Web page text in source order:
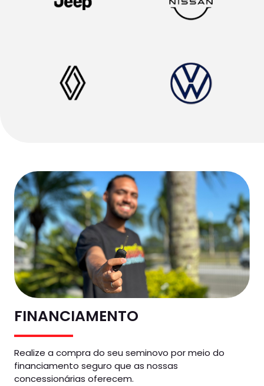
FINANCIAMENTO
Realize a compra do seu seminovo por meio do
financiamento seguro que as nossas
concessionárias oferecem.